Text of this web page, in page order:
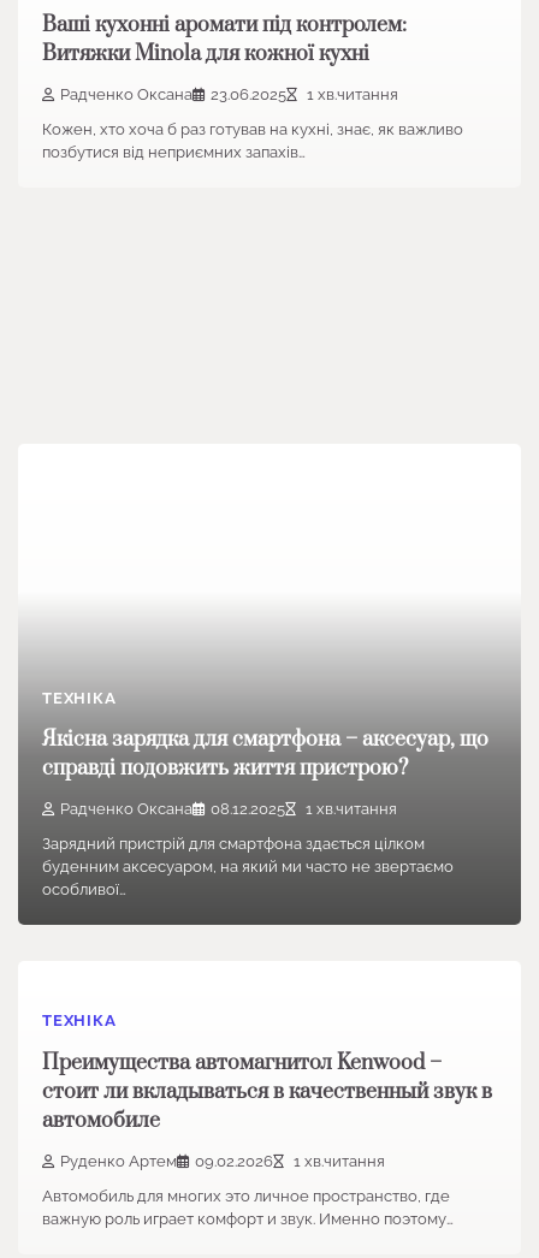
Ваші кухонні аромати під контролем:
Витяжки Minola для кожної кухні
Радченко Оксана 23.06.2025
1 хв.читання
Кожен, хто хоча б раз готував на кухні, знає, як важливо
позбутися від неприємних запахів…
ТЕХНІКА
Якісна зарядка для смартфона – аксесуар, що
справді подовжить життя пристрою?
Радченко Оксана 08.12.2025
1 хв.читання
Зарядний пристрій для смартфона здається цілком
буденним аксесуаром, на який ми часто не звертаємо
особливої…
ТЕХНІКА
Преимущества автомагнитол Kenwood –
стоит ли вкладываться в качественный звук в
автомобиле
Руденко Артем 09.02.2026
1 хв.читання
Автомобиль для многих это личное пространство, где
важную роль играет комфорт и звук. Именно поэтому…